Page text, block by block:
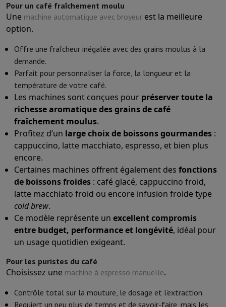
Pour un café fraîchement moulu
Une machine automatique avec broyeur est la meilleure
option.
Offre une fraîcheur inégalée avec des grains moulus à la
demande.
Parfait pour personnaliser la force, la longueur et la
température de votre café.
Les machines sont conçues pour préserver toute la
richesse aromatique des grains de café
fraîchement moulus.
Profitez d’un large choix de boissons gourmandes :
cappuccino, latte macchiato, espresso, et bien plus
encore.
Certaines machines offrent également des fonctions
de boissons froides : café glacé, cappuccino froid,
latte macchiato froid ou encore infusion froide type
cold brew.
Ce modèle représente un excellent compromis
entre budget, performance et longévité, idéal pour
un usage quotidien exigeant.
Pour les puristes du café
Choisissez une machine à espresso manuelle.
Contrôle total sur la mouture, le dosage et l’extraction.
Requiert un peu plus de temps et de savoir-faire, mais les